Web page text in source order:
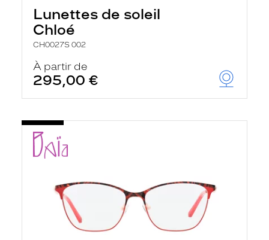
Lunettes de soleil
Chloé
CH0027S 002
À partir de
295,00 €